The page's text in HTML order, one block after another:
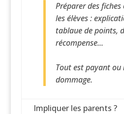
Préparer des
les élèves :
tablaue de points,
récompense...
Tout est payant ou
dommage.
Impliquer les parents ?